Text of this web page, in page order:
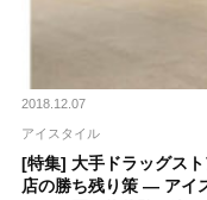
2018.12.07
アイスタイル
[特集] 大手ドラッグス
店の勝ち残り策 ― ア